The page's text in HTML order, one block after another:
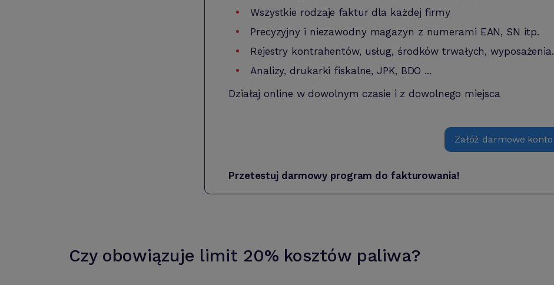
Wszystkie rodzaje faktur dla każdej firmy
Precyzyjny i niezawodny magazyn z numerami EAN, SN itp.
Rejestry kontrahentów, usług, środków trwałych, wyposażenia.
Analizy, drukarki fiskalne, JPK, BDO ...
Działaj online w dowolnym czasie i z dowolnego miejsca
Załóż darmowe konto
Przetestuj darmowy program do fakturowania!
Czy obowiązuje limit 20% kosztów paliwa?